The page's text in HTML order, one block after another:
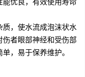
，使水流成泡沫状水
者眼部神经和受伤部
，易于保养维护。